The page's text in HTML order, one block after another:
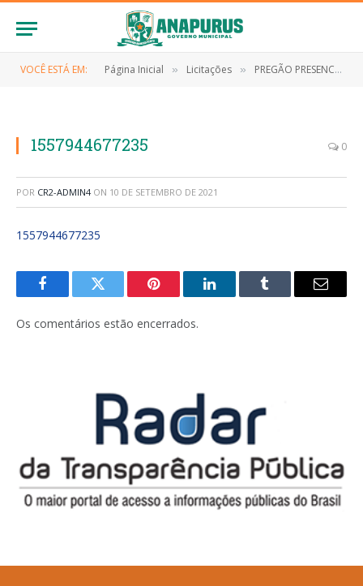
VOCÊ ESTÁ EM: Página Inicial » Licitações » PREGÃO PRESENCIAL Nº 003/2019 (REGISTRO DE PREÇO PARA FUTURA E EVENTUAL AQUISIÇÃO DE GÁSLIQUEFEITO DE PETRÓLEO DE INTERESSE DA PREFEITURA MUNICIPAL DE ANAPURUS – MA)
1557944677235 0
POR CR2-ADMIN4 ON 10 DE SETEMBRO DE 2021
1557944677235
FacebookTwitter Pinterest LinkedInTumblr
E-
Os comentários estão encerrados.